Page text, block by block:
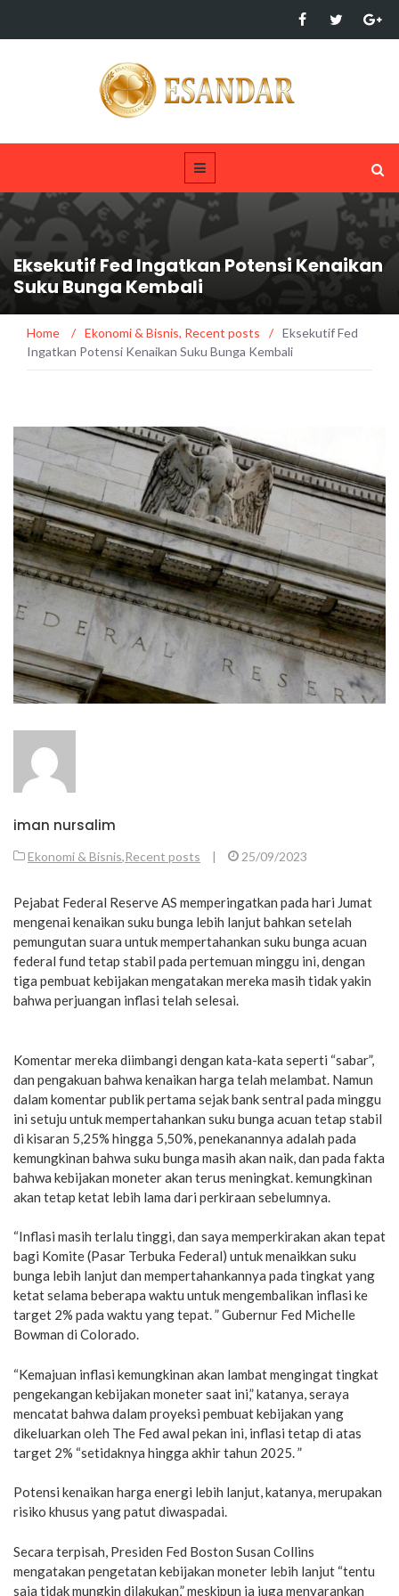
Eksekutif Fed Ingatkan Potensi Kenaikan
Suku Bunga Kembali
Home / Ekonomi & Bisnis, Recent posts / Eksekutif Fed
Ingatkan Potensi Kenaikan Suku Bunga Kembali
iman nursalim
Ekonomi & Bisnis,Recent posts | 25/09/2023
Pejabat Federal Reserve AS memperingatkan pada hari Jumat
mengenai kenaikan suku bunga lebih lanjut bahkan setelah
pemungutan suara untuk mempertahankan suku bunga acuan
federal fund tetap stabil pada pertemuan minggu ini, dengan
tiga pembuat kebijakan mengatakan mereka masih tidak yakin
bahwa perjuangan inflasi telah selesai.
Komentar mereka diimbangi dengan kata-kata seperti “sabar”,
dan pengakuan bahwa kenaikan harga telah melambat. Namun
dalam komentar publik pertama sejak bank sentral pada minggu
ini setuju untuk mempertahankan suku bunga acuan tetap stabil
di kisaran 5,25% hingga 5,50%, penekanannya adalah pada
kemungkinan bahwa suku bunga masih akan naik, dan pada fakta
bahwa kebijakan moneter akan terus meningkat. kemungkinan
akan tetap ketat lebih lama dari perkiraan sebelumnya.
“Inflasi masih terlalu tinggi, dan saya memperkirakan akan tepat
bagi Komite (Pasar Terbuka Federal) untuk menaikkan suku
bunga lebih lanjut dan mempertahankannya pada tingkat yang
ketat selama beberapa waktu untuk mengembalikan inflasi ke
target 2% pada waktu yang tepat. ” Gubernur Fed Michelle
Bowman di Colorado.
“Kemajuan inflasi kemungkinan akan lambat mengingat tingkat
pengekangan kebijakan moneter saat ini,” katanya, seraya
mencatat bahwa dalam proyeksi pembuat kebijakan yang
dikeluarkan oleh The Fed awal pekan ini, inflasi tetap di atas
target 2% “setidaknya hingga akhir tahun 2025. ”
Potensi kenaikan harga energi lebih lanjut, katanya, merupakan
risiko khusus yang patut diwaspadai.
Secara terpisah, Presiden Fed Boston Susan Collins
mengatakan pengetatan kebijakan moneter lebih lanjut “tentu
saja tidak mungkin dilakukan,” meskipun ia juga menyarankan